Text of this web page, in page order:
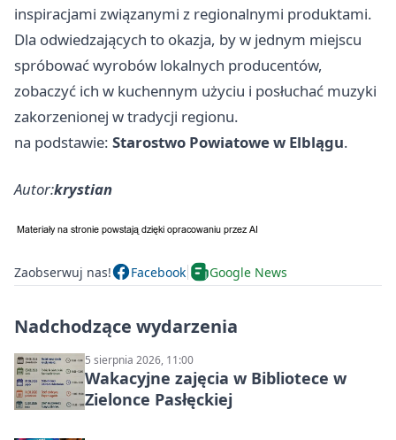
inspiracjami związanymi z regionalnymi produktami.
Dla odwiedzających to okazja, by w jednym miejscu
spróbować wyrobów lokalnych producentów,
zobaczyć ich w kuchennym użyciu i posłuchać muzyki
zakorzenionej w tradycji regionu.
na podstawie: Starostwo Powiatowe w Elblągu.
Autor:krystian
Zaobserwuj nas! Facebook Google News
Nadchodzące wydarzenia
5 sierpnia 2026, 11:00
Wakacyjne zajęcia w Bibliotece w
Zielonce Pasłęckiej